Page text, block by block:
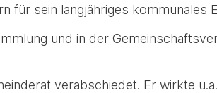
für sein langjähriges kommunales
und in der
verabschiedet. Er wirkte